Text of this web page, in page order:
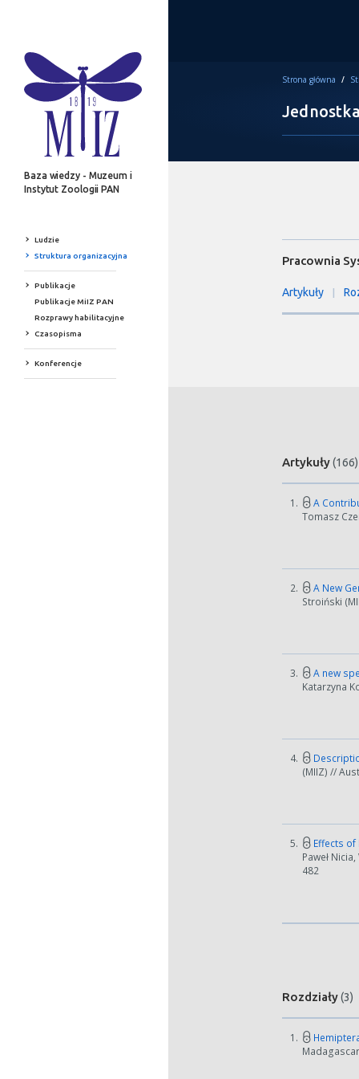
Baza wiedzy - Muzeum i
Instytut Zoologii PAN
Ludzie
Struktura organizacyjna
Publikacje
Publikacje MiIZ PAN
Rozprawy habilitacyjne
Czasopisma
Konferencje
Strona główna /
Pracownia
Artykuły
Artykuły(166)
1. A
Tomasz
2. A New
Stroiński
3. A new
Katarzyna
4.
(MIIZ) //
5. Effects
Paweł
482
Rozdziały(3)
1.